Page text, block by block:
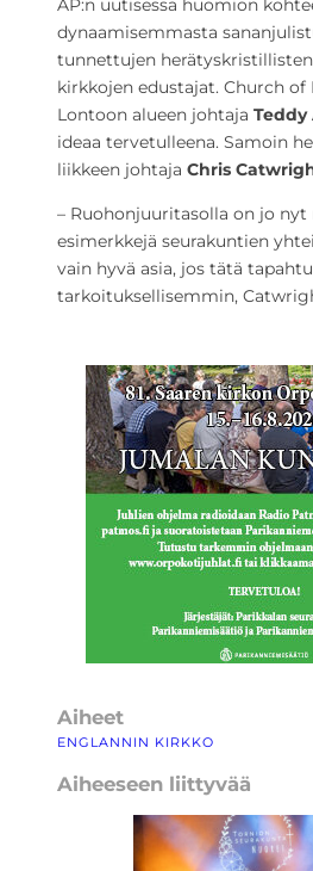
AP:n uutisessa huomion
dynaamisemmasta
tunnettujen
kirkkojen edustajat. Church
Lontoon alueen johtaja
ideaa tervetulleena. Samoin
liikkeen johtaja Chris
– Ruohonjuuritasolla on jo nyt
esimerkkejä seurakuntien
vain hyvä asia, jos tätä
tarkoituksellisemmin,
Aiheet
ENGLANNIN KIRKKO
Aiheeseen liittyvää